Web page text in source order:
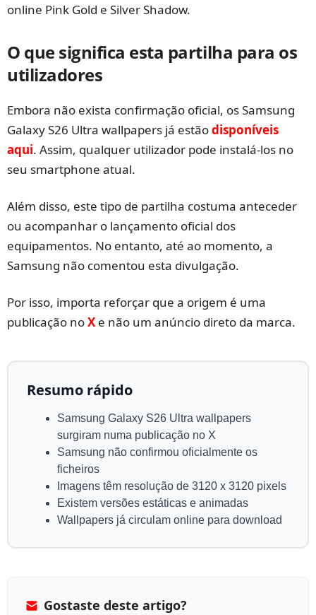
online Pink Gold e Silver Shadow.
O que significa esta partilha para os
utilizadores
Embora não exista confirmação oficial, os Samsung
Galaxy S26 Ultra wallpapers já estãodisponíveis
aqui. Assim, qualquer utilizador pode instalá-los no
seu smartphone atual.
Além disso, este tipo de partilha costuma anteceder
ou acompanhar o lançamento oficial dos
equipamentos. No entanto, até ao momento, a
Samsung não comentou esta divulgação.
Por isso, importa reforçar que a origem é uma
publicação noX e não um anúncio direto da marca.
Resumo rápido
Samsung Galaxy S26 Ultra wallpapers
surgiram numa publicação no X
Samsung não confirmou oficialmente os
ficheiros
Imagens têm resolução de 3120 x 3120 pixels
Existem versões estáticas e animadas
Wallpapers já circulam online para download
Gostaste deste artigo?